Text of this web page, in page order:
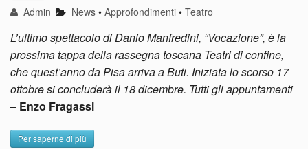
Admin News •Approfondimenti •Teatro
L’ultimo spettacolo di Danio Manfredini, “Vocazione”, è la
prossima tappa della rassegna toscana Teatri di confine,
che quest’anno da Pisa arriva a Buti. Iniziata lo scorso 17
ottobre si concluderà il 18 dicembre. Tutti gli appuntamenti
– Enzo Fragassi
Per saperne di più